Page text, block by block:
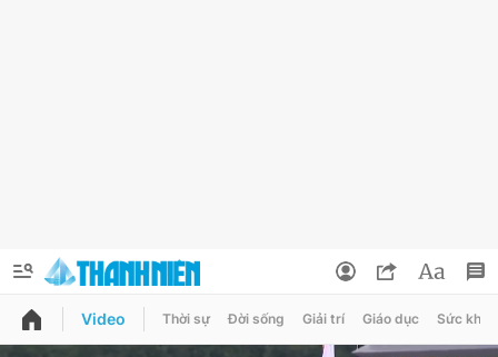
QUẢNG CÁO
Video Thời sự Đời sống Giải trí Giáo dục Sức khỏe